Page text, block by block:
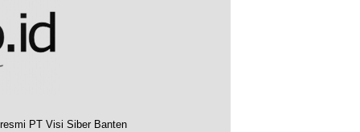
PT Visi Siber Banten